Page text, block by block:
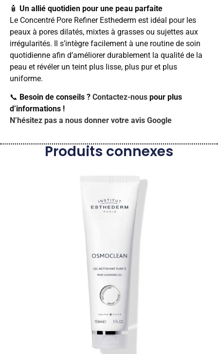
🧴 Un allié quotidien pour une peau parfaite
Le Concentré Pore Refiner Esthederm est idéal pour les
peaux à pores dilatés, mixtes à grasses ou sujettes aux
irrégularités. Il s’intègre facilement à une routine de soin
quotidienne afin d’améliorer durablement la qualité de la
peau et révéler un teint plus lisse, plus pur et plus
uniforme.
📞 Besoin de conseils ? Contactez-nous pour plus
d’informations !
N’hésitez pas a nous donner votre avis Google
Produits connexes